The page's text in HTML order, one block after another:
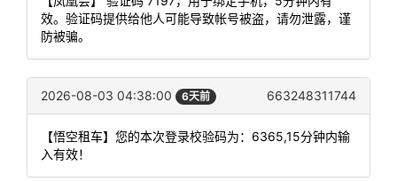
效。验证码提供给他人可能导致帐号被盗，请勿泄露，谨
防被骗。
2026-08-03 04:38:00 6天前 663248311744
【悟空租车】您的本次登录校验码为：6365,15分钟内输
入有效！